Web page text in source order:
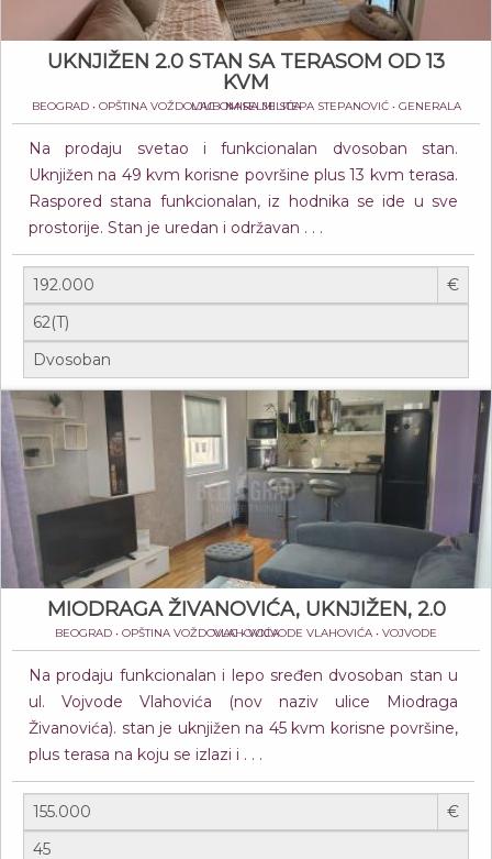
UKNJIŽEN 2.0 STAN SA TERASOM OD 13
KVM
BEOGRAD • OPŠTINA VOŽDOVAC • NASELJE STEPA STEPANOVIĆ • GENERALA LJUBOMIRA MILIĆA
Na prodaju svetao i funkcionalan dvosoban stan.
Uknjižen na 49 kvm korisne površine plus 13 kvm terasa.
Raspored stana funkcionalan, iz hodnika se ide u sve
prostorije. Stan je uredan i održavan . . .
€
MIODRAGA ŽIVANOVIĆA, UKNJIŽEN, 2.0
BEOGRAD • OPŠTINA VOŽDOVAC • VOJVODE VLAHOVIĆA • VOJVODE VLAHOVIĆA
Na prodaju funkcionalan i lepo sređen dvosoban stan u
ul. Vojvode Vlahovića (nov naziv ulice Miodraga
Živanovića). stan je uknjižen na 45 kvm korisne površine,
plus terasa na koju se izlazi i . . .
€